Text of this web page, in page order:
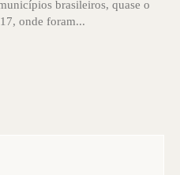
onde foram...